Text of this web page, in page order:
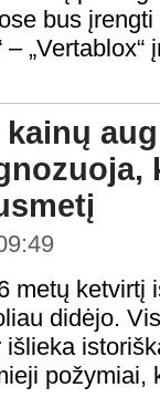
bus
metų ketvirtį
didėjo.
požymiai,